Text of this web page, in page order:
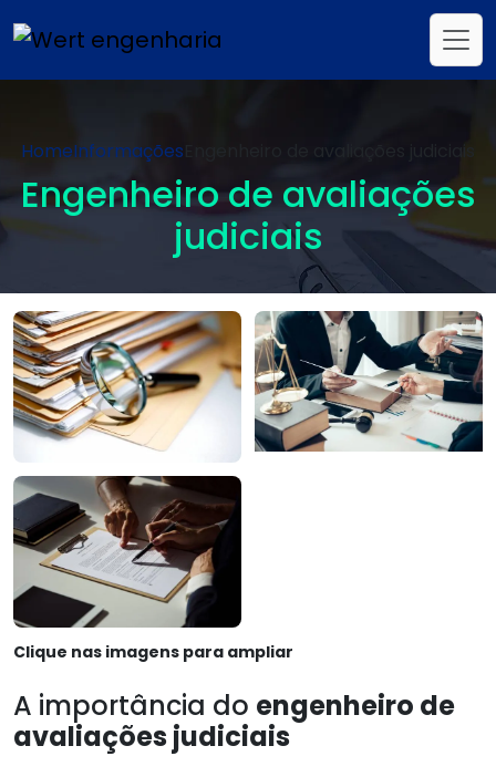
HomeInformações
Engenheiro de avaliações
judiciais
Clique nas imagens para ampliar
A importância do engenheiro de
avaliações judiciais